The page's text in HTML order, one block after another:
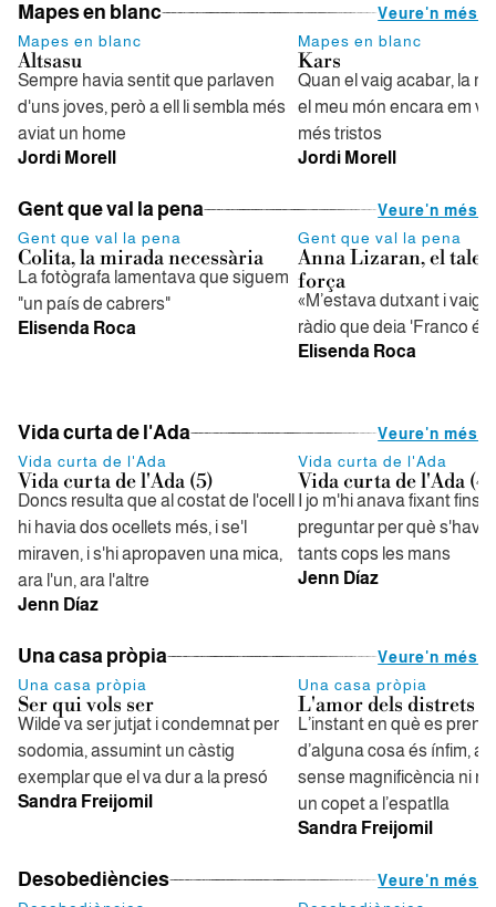
Mapes en blanc
Veure'n més
Mapes en blanc
Altsasu
Sempre havia sentit que parlaven
d'uns joves, però a ell li sembla més
aviat un home
Jordi Morell
Mapes en blanc
Kars
Quan el vaig acabar, la
el meu món encara em
més tristos
Jordi Morell
Gent que val la pena
Veure'n més
Gent que val la pena
Colita, la mirada necessària
La fotògrafa lamentava que siguem
"un país de cabrers"
Elisenda Roca
Gent que val la pena
Anna Lizaran, el
força
«M’estava dutxant i vaig
ràdio que deia 'Franco és
Elisenda Roca
Vida curta de l'Ada
Veure'n més
Vida curta de l'Ada
Vida curta de l'Ada (5)
Doncs resulta que al costat de l'ocell
hi havia dos ocellets més, i se'l
miraven, i s'hi apropaven una mica,
ara l'un, ara l'altre
Jenn Díaz
Vida curta de l'Ada
Vida curta de l'Ada (4)
I jo m'hi anava fixant fins
preguntar per què
tants cops les mans
Jenn Díaz
Una casa pròpia
Veure'n més
Una casa pròpia
Ser qui vols ser
Wilde va ser jutjat i condemnat per
sodomia, assumint un càstig
exemplar que el va dur a la presó
Sandra Freijomil
Una casa pròpia
L'amor dels distrets
L’instant en què es pren
d’alguna cosa és ínfim,
sense magnificència ni
un copet a l’espatlla
Sandra Freijomil
Desobediències
Veure'n més